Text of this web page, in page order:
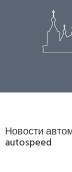
Новости
autospeed